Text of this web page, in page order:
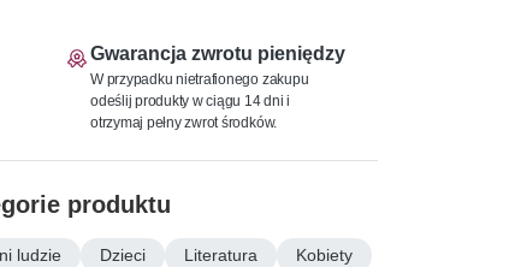
Gwarancja zwrotu pieniędzy
W przypadku nietrafionego zakupu
odeślij produkty w ciągu 14 dni i
otrzymaj pełny zwrot środków.
produktu
ludzie Dzieci Literatura
Kobiety